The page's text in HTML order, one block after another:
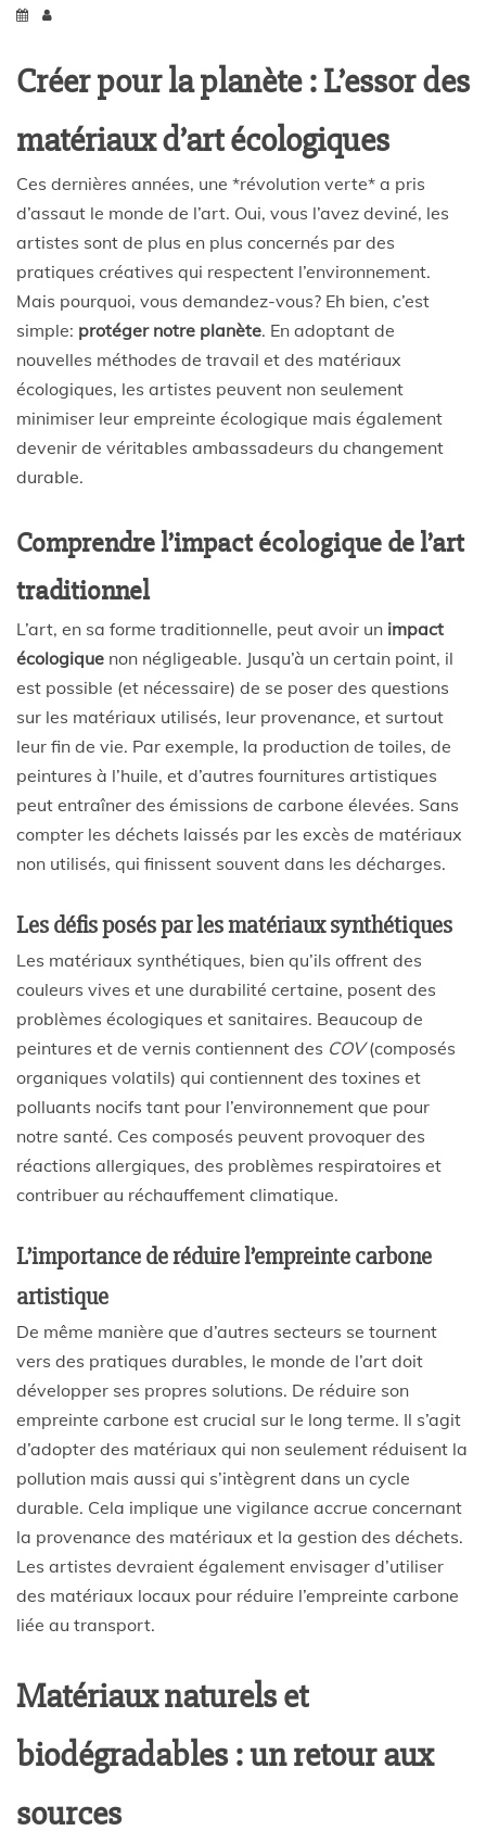
Créer pour la planète : L’essor des
matériaux d’art écologiques
Ces dernières années, une *révolution verte* a pris
d’assaut le monde de l’art. Oui, vous l’avez deviné, les
artistes sont de plus en plus concernés par des
pratiques créatives qui respectent l’environnement.
Mais pourquoi, vous demandez-vous? Eh bien, c’est
simple: protéger notre planète. En adoptant de
nouvelles méthodes de travail et des matériaux
écologiques, les artistes peuvent non seulement
minimiser leur empreinte écologique mais également
devenir de véritables ambassadeurs du changement
durable.
Comprendre l’impact écologique de l’art
traditionnel
L’art, en sa forme traditionnelle, peut avoir un impact
écologique non négligeable. Jusqu’à un certain point, il
est possible (et nécessaire) de se poser des questions
sur les matériaux utilisés, leur provenance, et surtout
leur fin de vie. Par exemple, la production de toiles, de
peintures à l’huile, et d’autres fournitures artistiques
peut entraîner des émissions de carbone élevées. Sans
compter les déchets laissés par les excès de matériaux
non utilisés, qui finissent souvent dans les décharges.
Les défis posés par les matériaux synthétiques
Les matériaux synthétiques, bien qu’ils offrent des
couleurs vives et une durabilité certaine, posent des
problèmes écologiques et sanitaires. Beaucoup de
peintures et de vernis contiennent des COV(composés
organiques volatils) qui contiennent des toxines et
polluants nocifs tant pour l’environnement que pour
notre santé. Ces composés peuvent provoquer des
réactions allergiques, des problèmes respiratoires et
contribuer au réchauffement climatique.
L’importance de réduire l’empreinte carbone
artistique
De même manière que d’autres secteurs se tournent
vers des pratiques durables, le monde de l’art doit
développer ses propres solutions. De réduire son
empreinte carbone est crucial sur le long terme. Il s’agit
d’adopter des matériaux qui non seulement réduisent la
pollution mais aussi qui s’intègrent dans un cycle
durable. Cela implique une vigilance accrue concernant
la provenance des matériaux et la gestion des déchets.
Les artistes devraient également envisager d’utiliser
des matériaux locaux pour réduire l’empreinte carbone
liée au transport.
Matériaux naturels et
biodégradables : un retour aux
sources